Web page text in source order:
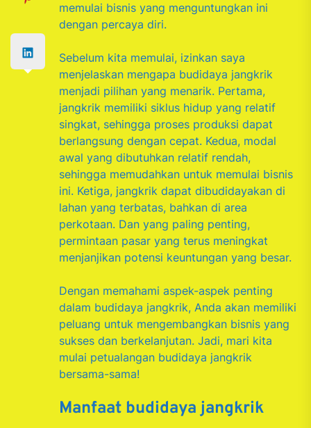
memulai bisnis yang menguntungkan ini
dengan percaya diri.
Sebelum kita memulai, izinkan saya
menjelaskan mengapa budidaya jangkrik
menjadi pilihan yang menarik. Pertama,
jangkrik memiliki siklus hidup yang relatif
singkat, sehingga proses produksi dapat
berlangsung dengan cepat. Kedua, modal
awal yang dibutuhkan relatif rendah,
sehingga memudahkan untuk memulai bisnis
ini. Ketiga, jangkrik dapat dibudidayakan di
lahan yang terbatas, bahkan di area
perkotaan. Dan yang paling penting,
permintaan pasar yang terus meningkat
menjanjikan potensi keuntungan yang besar.
Dengan memahami aspek-aspek penting
dalam budidaya jangkrik, Anda akan memiliki
peluang untuk mengembangkan bisnis yang
sukses dan berkelanjutan. Jadi, mari kita
mulai petualangan budidaya jangkrik
bersama-sama!
Manfaat budidaya jangkrik